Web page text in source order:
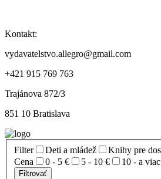
Kontakt:
vydavatelstvo.allegro@gmail.com
+421 915 769 763
Trajánova 872/3
851 10 Bratislava
Filter Deti a mládež Knihy pre
Cena
0 - 5 € 5 - 10 € 10 - a viac
Filtrovať